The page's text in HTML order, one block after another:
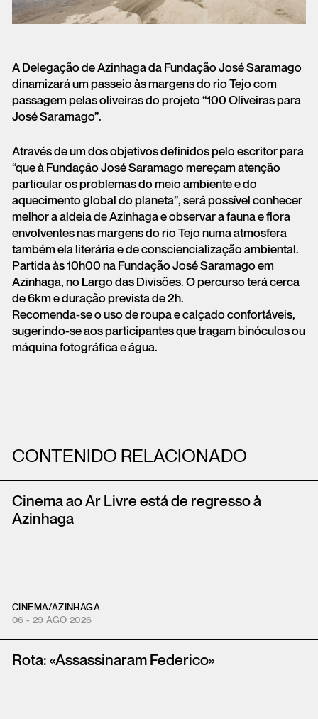
A Delegação de Azinhaga da Fundação José Saramago
dinamizará um passeio às margens do rio Tejo com
passagem pelas oliveiras do projeto “100 Oliveiras para
José Saramago”.
Através de um dos objetivos definidos pelo escritor para
“que à Fundação José Saramago mereçam atenção
particular os problemas do meio ambiente e do
aquecimento global do planeta”, será possível conhecer
melhor a aldeia de Azinhaga e observar a fauna e flora
envolventes nas margens do rio Tejo numa atmosfera
também ela literária e de consciencialização ambiental.
Partida às 10h00 na Fundação José Saramago em
Azinhaga, no Largo das Divisões. O percurso terá cerca
de 6km e duração prevista de 2h.
Recomenda-se o uso de roupa e calçado confortáveis,
sugerindo-se aos participantes que tragam binóculos ou
máquina fotográfica e água.
CONTENIDO RELACIONADO
Cinema ao Ar Livre está de regresso à
Azinhaga
CINEMA/AZINHAGA
06 - 29 AGO 2026
Rota: «Assassinaram Federico»